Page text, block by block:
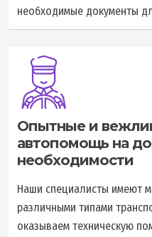
необходимые документы
Опытные и
автопомощь на
необходимости
Наши специалисты имеют
различными типами
оказываем техническую